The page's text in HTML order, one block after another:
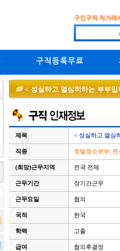
구인구직 직거래
구직등록무료
< 성실하고 열심히하는 부부
제목 < 성실하고 열심
직종 호텔청소부부,
(희망)근무지역 전국 전체
근무기간 장기간근무
근무요일 협의
국적 한국
학력 고졸
급여 협의후결정